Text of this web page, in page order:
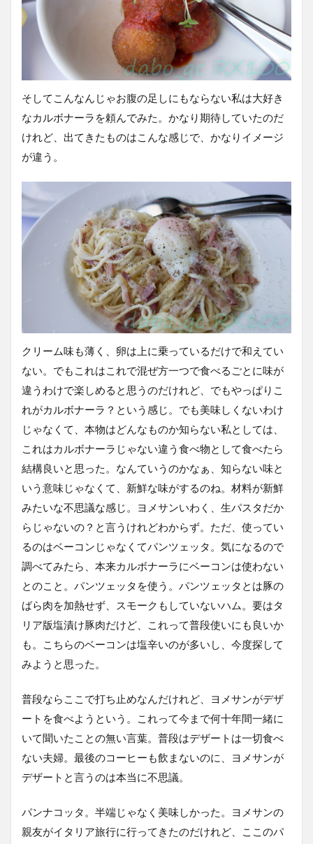
そしてこんなんじゃお腹の足しにもならない私は大好き
なカルボナーラを頼んでみた。かなり期待していたのだ
けれど、出てきたものはこんな感じで、かなりイメージ
が違う。
クリーム味も薄く、卵は上に乗っているだけで和えてい
ない。でもこれはこれで混ぜ方一つで食べるごとに味が
違うわけで楽しめると思うのだけれど、でもやっぱりこ
れがカルボナーラ？という感じ。でも美味しくないわけ
じゃなくて、本物はどんなものか知らない私としては、
これはカルボナーラじゃない違う食べ物として食べたら
結構良いと思った。なんていうのかなぁ、知らない味と
いう意味じゃなくて、新鮮な味がするのね。材料が新鮮
みたいな不思議な感じ。ヨメサンいわく、生パスタだか
らじゃないの？と言うけれどわからず。ただ、使ってい
るのはベーコンじゃなくてパンツェッタ。気になるので
調べてみたら、本来カルボナーラにベーコンは使わない
とのこと。パンツェッタを使う。パンツェッタとは豚の
ばら肉を加熱せず、スモークもしていないハム。要はタ
リア版塩漬け豚肉だけど、これって普段使いにも良いか
も。こちらのベーコンは塩辛いのが多いし、今度探して
みようと思った。
普段ならここで打ち止めなんだけれど、ヨメサンがデザ
ートを食べようという。これって今まで何十年間一緒に
いて聞いたことの無い言葉。普段はデザートは一切食べ
ない夫婦。最後のコーヒーも飲まないのに、ヨメサンが
デザートと言うのは本当に不思議。
パンナコッタ。半端じゃなく美味しかった。ヨメサンの
親友がイタリア旅行に行ってきたのだけれど、ここのパ